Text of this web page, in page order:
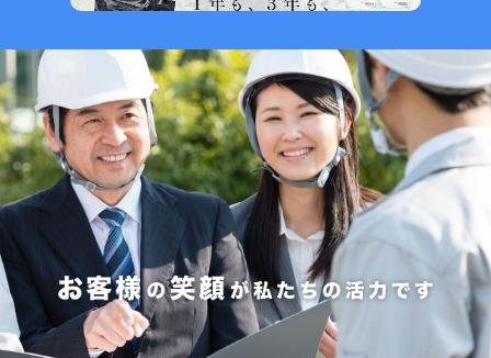
お知らせ
NEW 2026.7.31
警視庁で弊社MISTFAN-BIGが採用されました